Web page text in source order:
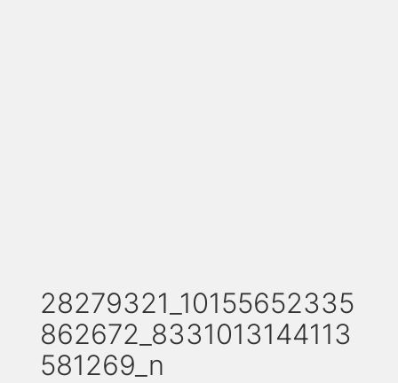
28279321_10155652335
862672_8331013144113
581269_n